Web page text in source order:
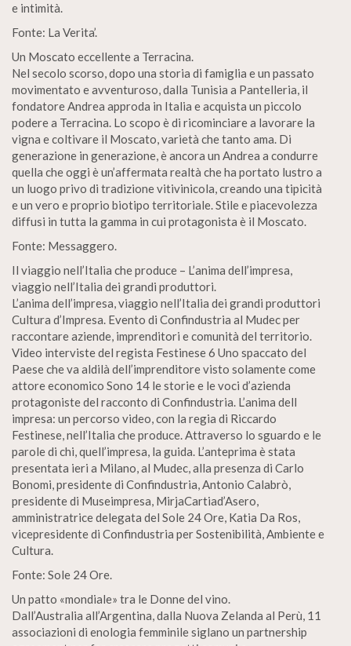
e intimità.
Fonte: La Verita’.
Un Moscato eccellente a Terracina.
Nel secolo scorso, dopo una storia di famiglia e un passato
movimentato e avventuroso, dalla Tunisia a Pantelleria, il
fondatore Andrea approda in Italia e acquista un piccolo
podere a Terracina. Lo scopo è di ricominciare a lavorare la
vigna e coltivare il Moscato, varietà che tanto ama. Di
generazione in generazione, è ancora un Andrea a condurre
quella che oggi è un’affermata realtà che ha portato lustro a
un luogo privo di tradizione vitivinicola, creando una tipicità
e un vero e proprio biotipo territoriale. Stile e piacevolezza
diffusi in tutta la gamma in cui protagonista è il Moscato.
Fonte: Messaggero.
Il viaggio nell’Italia che produce – L’anima dell’impresa,
viaggio nell’Italia dei grandi produttori.
L’anima dell’impresa, viaggio nell’Italia dei grandi produttori
Cultura d’Impresa. Evento di Confindustria al Mudec per
raccontare aziende, imprenditori e comunità del territorio.
Video interviste del regista Festinese 6 Uno spaccato del
Paese che va aldilà dell’imprenditore visto solamente come
attore economico Sono 14 le storie e le voci d’azienda
protagoniste del racconto di Confindustria. L’anima dell
impresa: un percorso video, con la regia di Riccardo
Festinese, nell’Italia che produce. Attraverso lo sguardo e le
parole di chi, quell’impresa, la guida. L’anteprima è stata
presentata ieri a Milano, al Mudec, alla presenza di Carlo
Bonomi, presidente di Confindustria, Antonio Calabrò,
presidente di Museimpresa, MirjaCartiad’Asero,
amministratrice delegata del Sole 24 Ore, Katia Da Ros,
vicepresidente di Confindustria per Sostenibilità, Ambiente e
Cultura.
Fonte: Sole 24 Ore.
Un patto «mondiale» tra le Donne del vino.
Dall’Australia all’Argentina, dalla Nuova Zelanda al Perù, 11
associazioni di enologia femminile siglano un partnership